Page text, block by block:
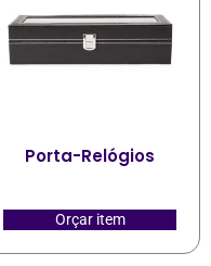
Porta-Relógios
Orçar item